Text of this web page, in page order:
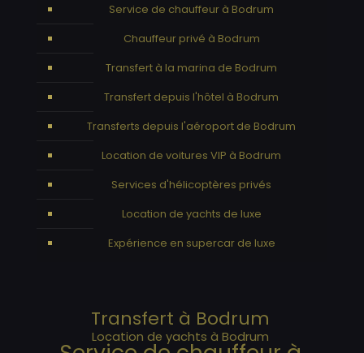
Service de chauffeur à Bodrum
Chauffeur privé à Bodrum
Transfert à la marina de Bodrum
Transfert depuis l'hôtel à Bodrum
Transferts depuis l'aéroport de Bodrum
Location de voitures VIP à Bodrum
Services d'hélicoptères privés
Location de yachts de luxe
Expérience en supercar de luxe
Transfert à Bodrum
Location de yachts à Bodrum